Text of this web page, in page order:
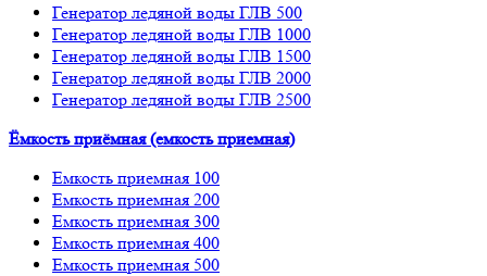
Генератор ледяной воды ГЛВ 500
Генератор ледяной воды ГЛВ 1000
Генератор ледяной воды ГЛВ 1500
Генератор ледяной воды ГЛВ 2000
Генератор ледяной воды ГЛВ 2500
Ёмкость приёмная (емкость приемная)
Емкость приемная 100
Емкость приемная 200
Емкость приемная 300
Емкость приемная 400
Емкость приемная 500